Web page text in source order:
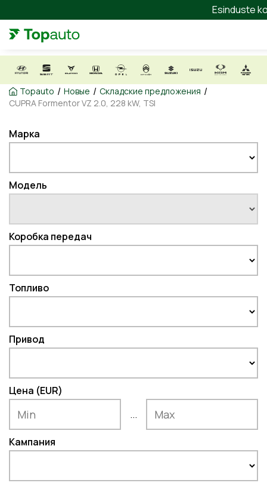
Esinduste
Topauto / Новые / Складские предложения /
CUPRA Formentor VZ 2.0, 228 kW, TSI
Марка
Модель
Коробка передач
Топливо
Привод
Цена (EUR)
...
Кампания